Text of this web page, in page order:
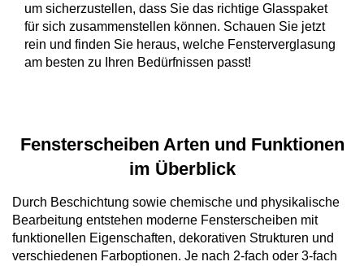
um sicherzustellen, dass Sie das richtige Glasspaket
für sich zusammenstellen können. Schauen Sie jetzt
rein und finden Sie heraus, welche Fensterverglasung
am besten zu Ihren Bedürfnissen passt!
Fensterscheiben Arten und Funktionen
im Überblick
Durch Beschichtung sowie chemische und physikalische
Bearbeitung entstehen moderne Fensterscheiben mit
funktionellen Eigenschaften, dekorativen Strukturen und
verschiedenen Farboptionen. Je nach 2-fach oder 3-fach